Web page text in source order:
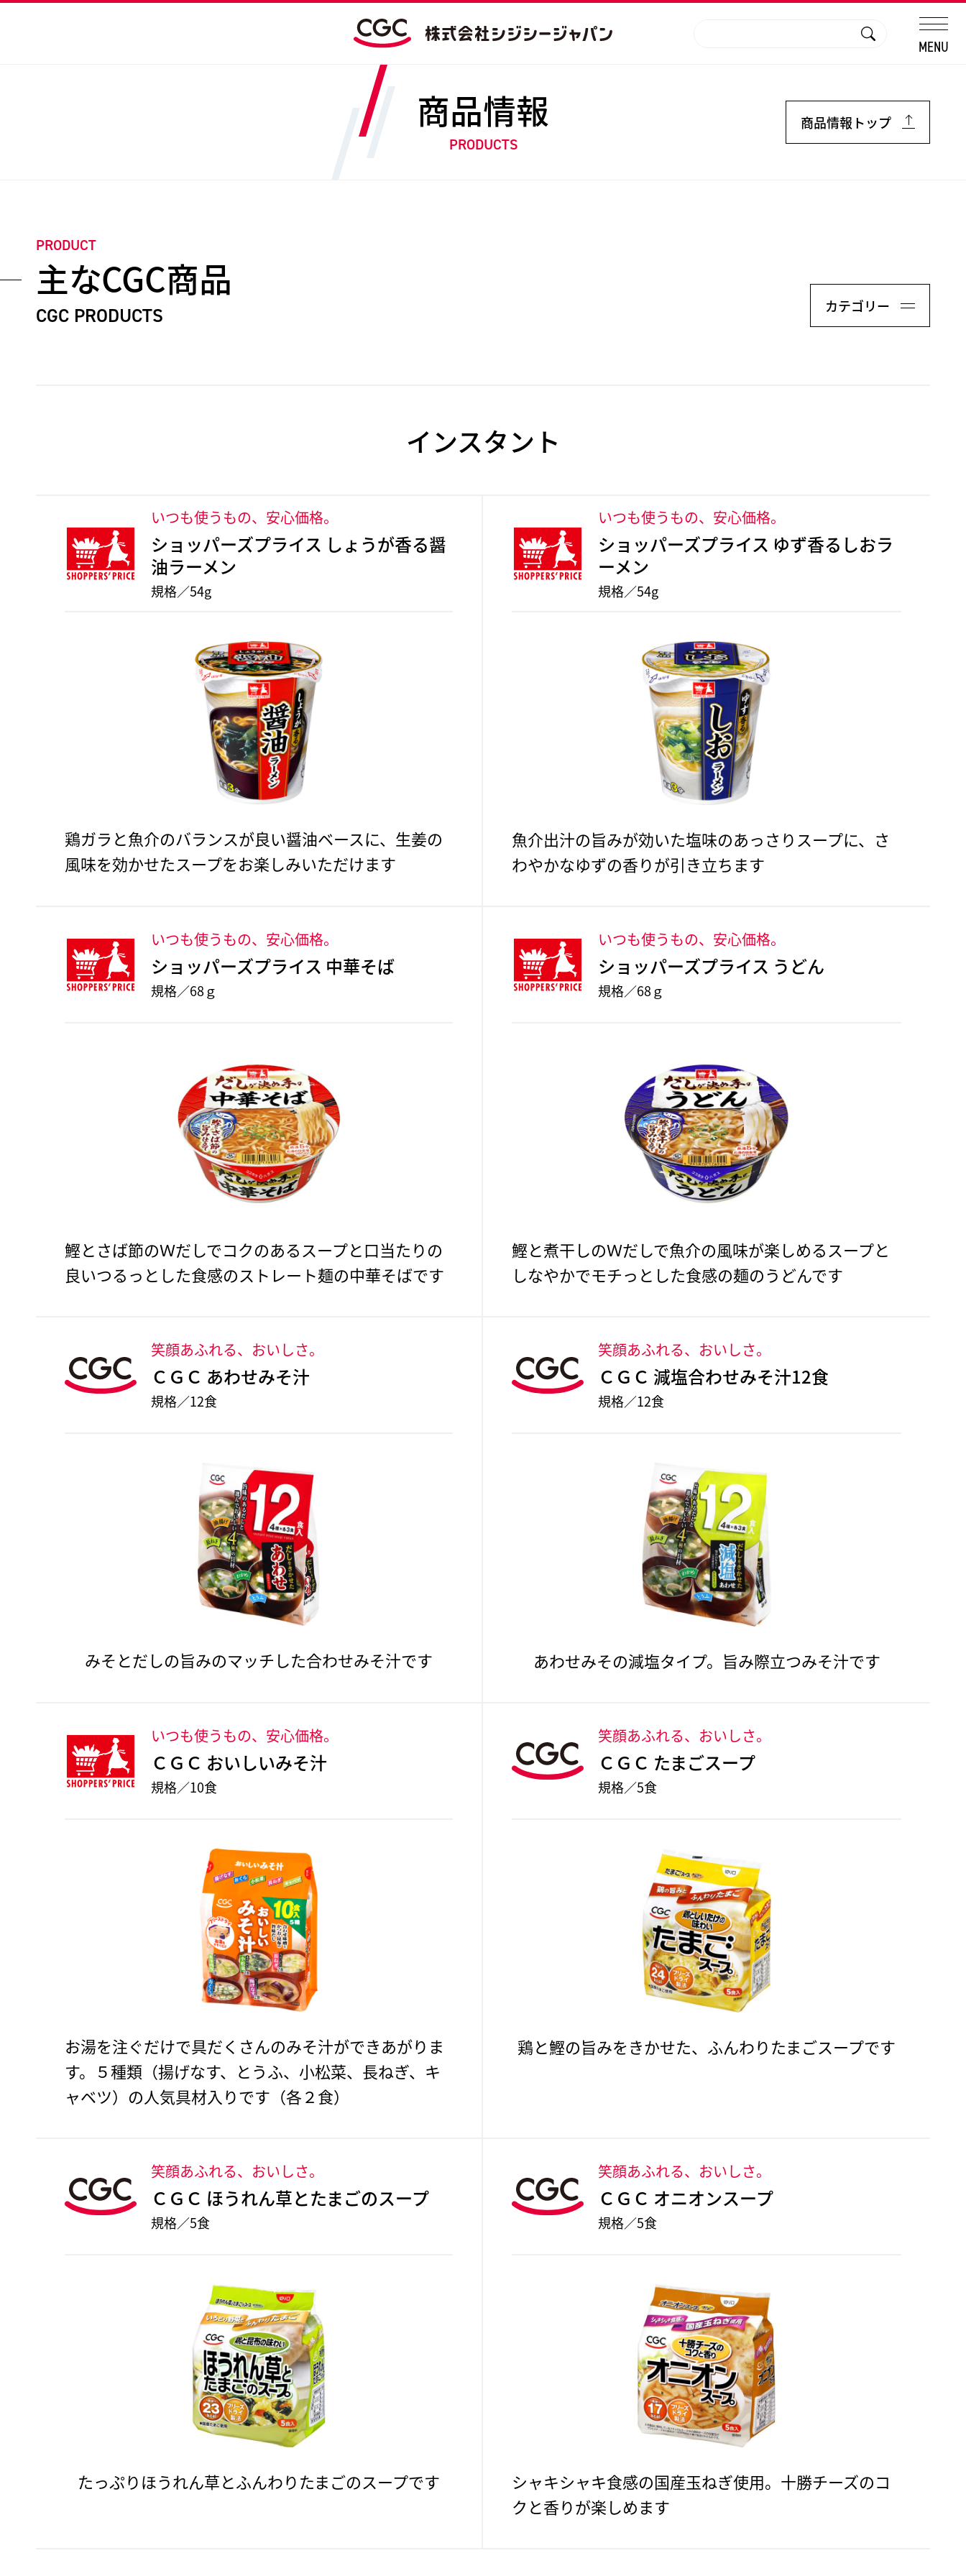
MENU
商品情報
PRODUCTS
商品情報トップ
PRODUCT
主なCGC商品
CGC PRODUCTS カテゴリー
インスタント
いつも使うもの、安心価格。
ショッパーズプライス しょうが香る醤
油ラーメン
規格／54g
鶏ガラと魚介のバランスが良い醤油ベースに、生姜の
風味を効かせたスープをお楽しみいただけます
いつも使うもの、安心価格。
ショッパーズプライス ゆず香るしおラ
ーメン
規格／54g
魚介出汁の旨みが効いた塩味のあっさりスープに、さ
わやかなゆずの香りが引き立ちます
いつも使うもの、安心価格。
ショッパーズプライス 中華そば
規格／68ｇ
鰹とさば節のＷだしでコクのあるスープと口当たりの
良いつるっとした食感のストレート麺の中華そばです
いつも使うもの、安心価格。
ショッパーズプライス うどん
規格／68ｇ
鰹と煮干しのＷだしで魚介の風味が楽しめるスープと
しなやかでモチっとした食感の麺のうどんです
笑顔あふれる、おいしさ。
ＣＧＣ あわせみそ汁
規格／12食
みそとだしの旨みのマッチした合わせみそ汁です
笑顔あふれる、おいしさ。
ＣＧＣ 減塩合わせみそ汁12食
規格／12食
あわせみその減塩タイプ。旨み際立つみそ汁です
いつも使うもの、安心価格。
ＣＧＣ おいしいみそ汁
規格／10食
お湯を注ぐだけで具だくさんのみそ汁ができあがりま
す。５種類（揚げなす、とうふ、小松菜、長ねぎ、キ
ャベツ）の人気具材入りです（各２食）
笑顔あふれる、おいしさ。
ＣＧＣ たまごスープ
規格／5食
鶏と鰹の旨みをきかせた、ふんわりたまごスープです
笑顔あふれる、おいしさ。
ＣＧＣ ほうれん草とたまごのスープ
規格／5食
たっぷりほうれん草とふんわりたまごのスープです
笑顔あふれる、おいしさ。
ＣＧＣ オニオンスープ
規格／5食
シャキシャキ食感の国産玉ねぎ使用。十勝チーズのコ
クと香りが楽しめます